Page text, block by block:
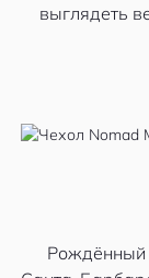
выглядеть
Рождённый